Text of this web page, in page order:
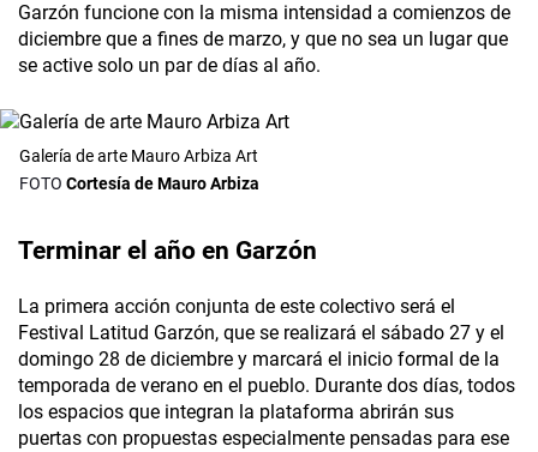
Garzón funcione con la misma intensidad a comienzos de
diciembre que a fines de marzo, y que no sea un lugar que
se active solo un par de días al año.
Galería de arte Mauro Arbiza Art
Cortesía de Mauro Arbiza
Terminar el año en Garzón
La primera acción conjunta de este colectivo será el
Festival Latitud Garzón, que se realizará el sábado 27 y el
domingo 28 de diciembre y marcará el inicio formal de la
temporada de verano en el pueblo. Durante dos días, todos
los espacios que integran la plataforma abrirán sus
puertas con propuestas especialmente pensadas para ese